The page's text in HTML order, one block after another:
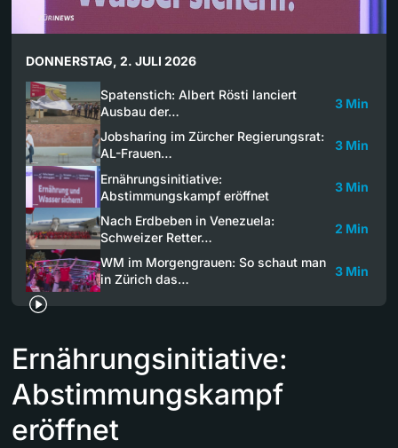
DONNERSTAG, 2. JULI 2026
Spatenstich: Albert Rösti lanciert
Ausbau der…
3 Min
Jobsharing im Zürcher Regierungsrat:
AL-Frauen…
3 Min
Ernährungsinitiative:
Abstimmungskampf eröffnet
3 Min
Nach Erdbeben in Venezuela:
Schweizer Retter…
2 Min
WM im Morgengrauen: So schaut man
in Zürich das…
3 Min
Ernährungsinitiative:
Abstimmungskampf
eröffnet